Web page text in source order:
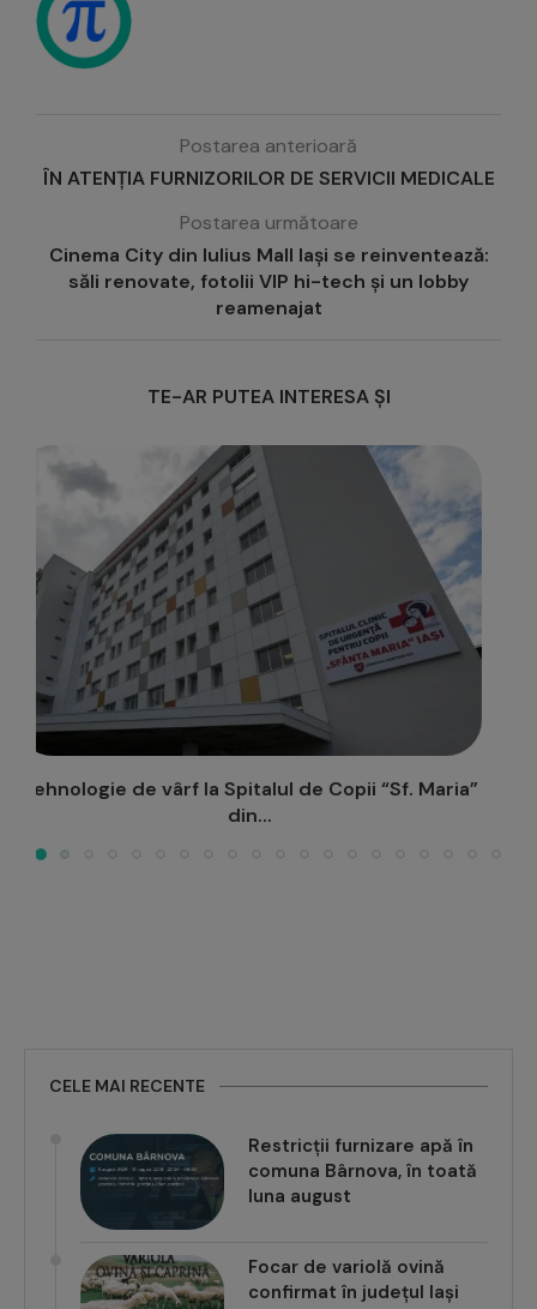
Postarea anterioară
ÎN ATENȚIA FURNIZORILOR DE SERVICII MEDICALE
Postarea următoare
Cinema City din Iulius Mall Iași se reinventează:
săli renovate, fotolii VIP hi-tech și un lobby
reamenajat
TE-AR PUTEA INTERESA ȘI
Maternitatea „Elena Doamna” intră definitiv în
proprietatea publică a Consiliului...
CELE MAI RECENTE
Restricții furnizare apă în
comuna Bârnova, în toată
luna august
Focar de variolă ovină
confirmat în județul Iași